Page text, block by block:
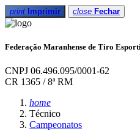
print Imprimir close Fechar
Federação Maranhense de Tiro
CNPJ 06.496.095/0001-62
CR 1365 / 8ª RM
home
Técnico
Campeonatos